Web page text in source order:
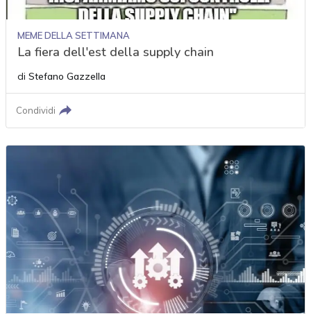
MEME DELLA SETTIMANA
La fiera dell'est della supply chain
di Stefano Gazzella
Condividi